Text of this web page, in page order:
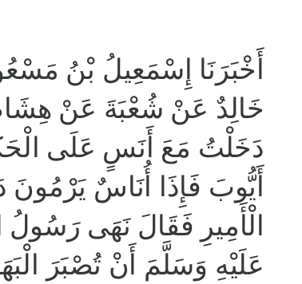
أَخْبَرَنَا إِسْمَعِيلُ بْنُ
خَالِدٌ عَنْ شُعْبَةَ عَنْ
دَخَلْتُ مَعَ أَنَسٍ عَلَى
أَيُّوبَ فَإِذَا أُنَاسٌ يَرْمُونَ
الْأَمِيرِ فَقَالَ نَهَى رَسُولُ
عَلَيْهِ وَسَلَّمَ أَنْ تُصْبَرَ